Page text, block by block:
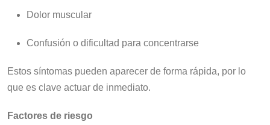
Dolor muscular
Confusión o dificultad para concentrarse
Estos síntomas pueden aparecer de forma rápida, por lo
que es clave actuar de inmediato.
Factores de riesgo